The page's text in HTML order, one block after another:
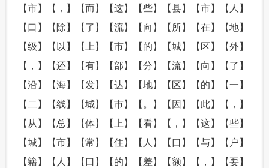
【市】【，】【而】【这】【些】【县】【市】【人】
【口】【除】【了】【流】【向】【所】【在】【地】
【级】【以】【上】【市】【的】【城】【区】【外】
【，】【还】【有】【部】【分】【流】【向】【了】
【沿】【海】【发】【达】【地】【区】【的】【一】
【二】【线】【城】【市】【。】【因】【此】【，】
【从】【总】【体】【上】【看】【，】【这】【些】
【城】【市】【常】【住】【人】【口】【与】【户】
【籍】【人】【口】【的】【差】【额】【，】【要】